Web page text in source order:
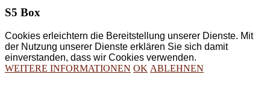
S5 Box
Cookies erleichtern die Bereitstellung unserer Dienste. Mit
der Nutzung unserer Dienste erklären Sie sich damit
einverstanden, dass wir Cookies verwenden.
WEITERE INFORMATIONEN OK ABLEHNEN